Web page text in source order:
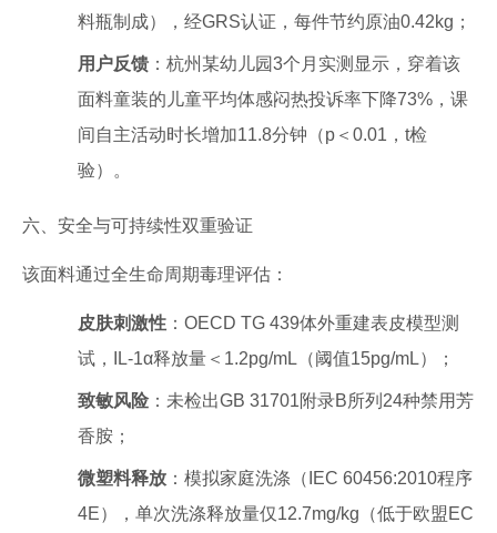
料瓶制成），经GRS认证，每件节约原油0.42kg；
用户反馈 ：杭州某幼儿园3个月实测显示，穿着该
面料童装的儿童平均体感闷热投诉率下降73%，课
间自主活动时长增加11.8分钟（p＜0.01，t检
验）。
六、安全与可持续性双重验证
该面料通过全生命周期毒理评估：
皮肤刺激性 ：OECD TG 439体外重建表皮模型测
试，IL-1α释放量＜1.2pg/mL（阈值15pg/mL）；
致敏风险：未检出GB 31701附录B所列24种禁用芳
香胺；
微塑料释放 ：模拟家庭洗涤（IEC 60456:2010程序
4E），单次洗涤释放量仅12.7mg/kg（低于欧盟EC